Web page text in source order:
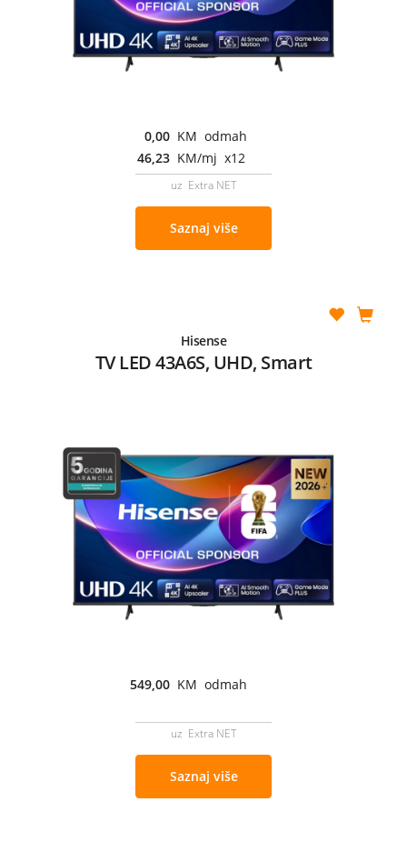
0,00 KM odmah
46,23 KM/mj x12
uz Extra NET
Saznaj više
Hisense
TV LED 43A6S, UHD, Smart
549,00 KM odmah
uz Extra NET
Saznaj više